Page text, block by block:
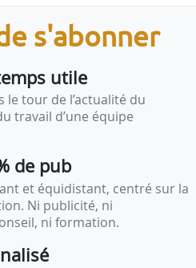
10. L’Île-de-France, la
;
s'abonner
utile
le tour de l’actualité du
travail d’une équipe
de pub
et équidistant, centré sur la
Ni publicité, ni
ni formation.